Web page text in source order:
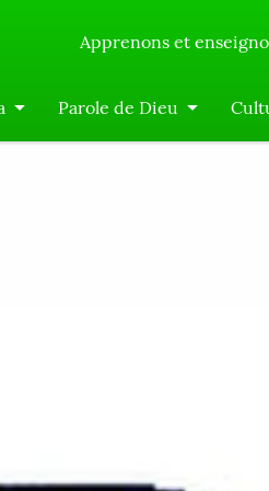
Apprenons et
Parole de Dieu